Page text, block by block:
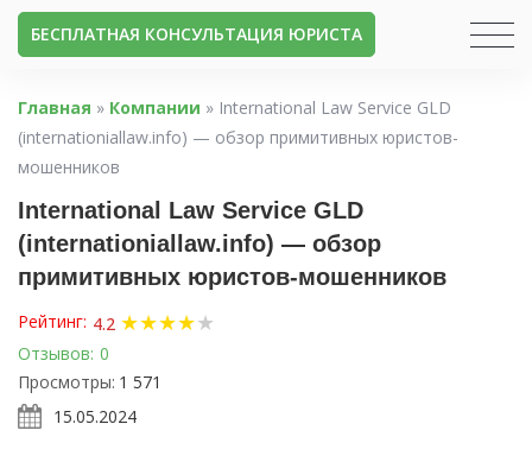
БЕСПЛАТНАЯ КОНСУЛЬТАЦИЯ ЮРИСТА
Главная » Компании » International Law Service GLD
(internationiallaw.info) — обзор примитивных юристов-
мошенников
International Law Service GLD
(internationiallaw.info) — обзор
примитивных юристов-мошенников
Рейтинг: 4.2 ★★★★★
Отзывов: 0
Просмотры: 1 571
15.05.2024